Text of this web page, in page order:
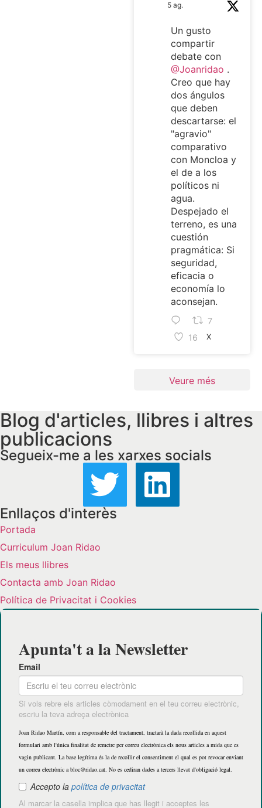
5 ag.
Un gusto
compartir
debate con
@Joanridao .
Creo que hay
dos ángulos
que deben
descartarse: el
"agravio"
comparativo
con Moncloa y
el de a los
políticos ni
agua.
Despejado el
terreno, es una
cuestión
pragmática: Si
seguridad,
eficacia o
economía lo
aconsejan.
7
16
X
Veure més
Blog d'articles, llibres i altres
publicacions
Segueix-me a les xarxes socials
Enllaços d'interès
Portada
Curriculum Joan Ridao
Els meus llibres
Contacta amb Joan Ridao
Política de Privacitat i Cookies